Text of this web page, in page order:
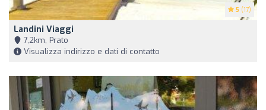
5 (17)
Landini Viaggi
7,2km, Prato
Visualizza indirizzo e dati di contatto